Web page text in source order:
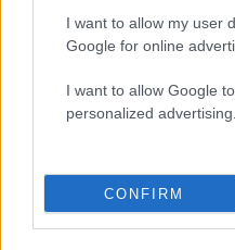
I want to allow my user
Google for online
I want to allow Google
personalized advertising.
CONFIRM
εγώ την αλήθεια»
30.01.2023
Χριστίνα Κεφαλά:
ΔΙΑΦΗΜΙΣΗ